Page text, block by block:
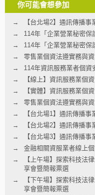
你可能會想參加
【台北場2】通訊傳播
114年「企業營業秘密保
114年「企業營業秘密保
零售業個資法遵實務與
114年資訊服務業者個資
【線上】資訊服務業個
【實體】資訊服務業個
零售業個資法遵實務與
【台北場1】通訊傳播
【台北場2】通訊傳播
【台北場3】通訊傳播
金融相關資服業者線上
【上午場】探索科技法
享會暨簡報票選
【下午場】探索科技法
享會暨簡報票選